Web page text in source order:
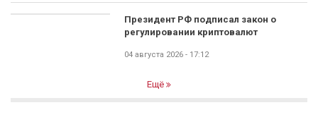
Президент РФ подписал закон о
регулировании криптовалют
04 августа 2026 - 17:12
Ещё